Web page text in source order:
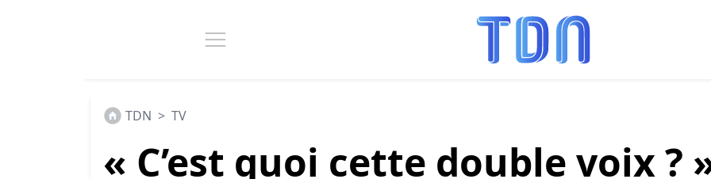
TDN > TV
« C’est quoi cette double voix ?